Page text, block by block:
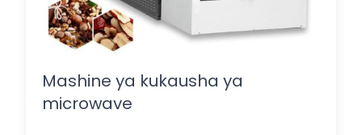
Mashine ya kukausha ya
microwave